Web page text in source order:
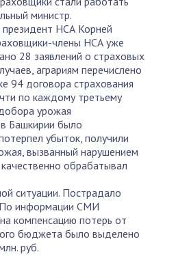
министр.
НСА Корней
члены НСА уже
28 заявлений о страховых
аграриям перечислено
94 договора страхования
по каждому третьему
урожая
Башкирии было
убыток, получили
вызванный нарушением
обрабатывал
ситуации. Пострадало
По информации СМИ
компенсацию потерь от
бюджета было выделено
руб.